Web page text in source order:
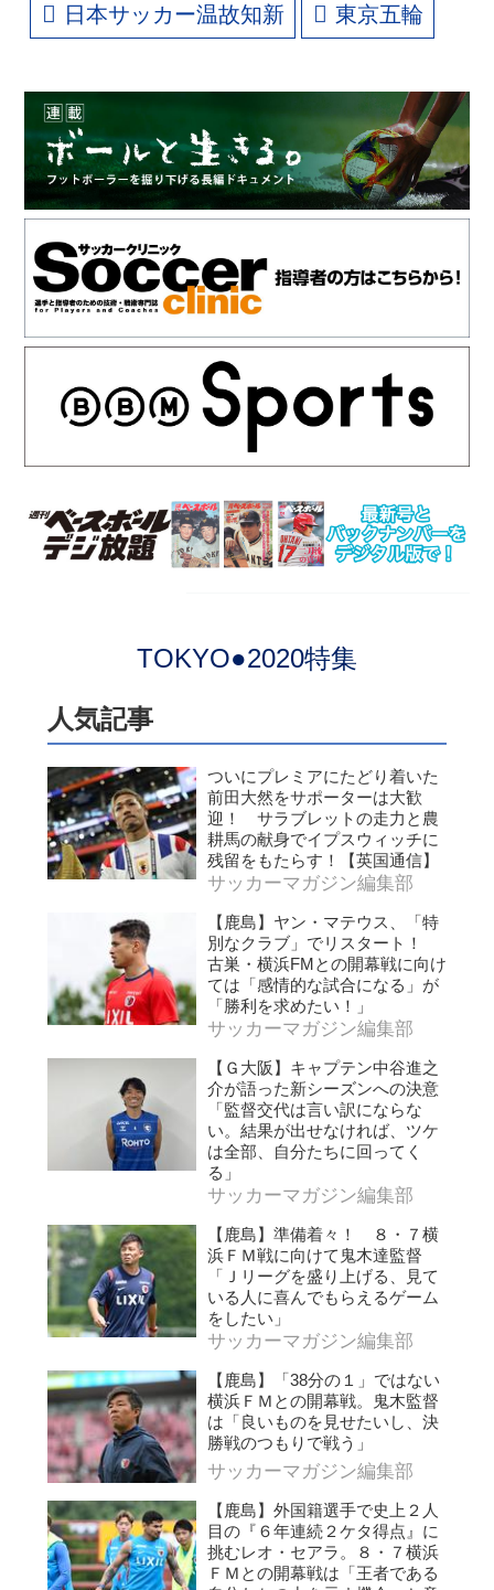
日本サッカー温故知新 東京五輪
TOKYO●2020特集
人気記事
ついにプレミアにたどり着いた
前田大然をサポーターは大歓
迎！ サラブレットの走力と農
耕馬の献身でイプスウィッチに
残留をもたらす！【英国通信】
サッカーマガジン編集部
【鹿島】ヤン・マテウス、「特
別なクラブ」でリスタート！
古巣・横浜FMとの開幕戦に向け
ては「感情的な試合になる」が
「勝利を求めたい！」
サッカーマガジン編集部
【Ｇ大阪】キャプテン中谷進之
介が語った新シーズンへの決意
「監督交代は言い訳にならな
い。結果が出せなければ、ツケ
は全部、自分たちに回ってく
る」
サッカーマガジン編集部
【鹿島】準備着々！ ８・７横
浜ＦＭ戦に向けて鬼木達監督
「Ｊリーグを盛り上げる、見て
いる人に喜んでもらえるゲーム
をしたい」
サッカーマガジン編集部
【鹿島】「38分の１」ではない
横浜ＦＭとの開幕戦。鬼木監督
は「良いものを見せたいし、決
勝戦のつもりで戦う」
サッカーマガジン編集部
【鹿島】外国籍選手で史上２人
目の『６年連続２ケタ得点』に
挑むレオ・セアラ。８・７横浜
ＦＭとの開幕戦は「王者である